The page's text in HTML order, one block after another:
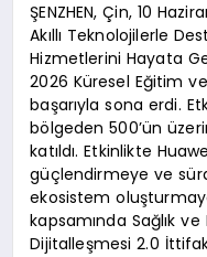
ŞENZHEN, Çin, 10
Akıllı Teknolojilerle
Hizmetlerini Hayata
2026 Küresel Eğitim
başarıyla sona erdi.
bölgeden 500’ün
katıldı. Etkinlikte
güçlendirmeye ve
ekosistem
kapsamında Sağlık
Dijitalleşmesi 2.0